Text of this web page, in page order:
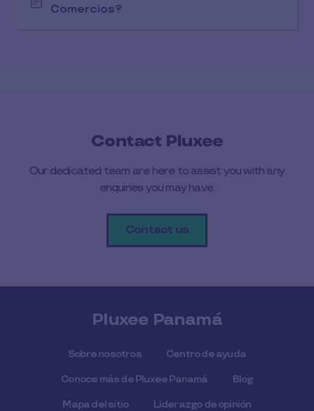
Comercios?
Contact Pluxee
Our dedicated team are here to assist you with any
enquiries you may have.
Contact us
Pluxee Panamá
Sobre nosotros Centro de ayuda
Conoce más de Pluxee Panamá Blog
Mapa del sitio Liderazgo de opinión